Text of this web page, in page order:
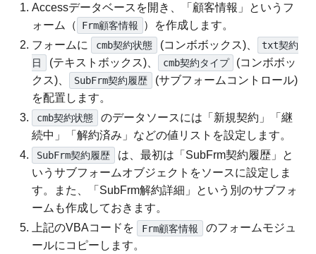
Accessデータベースを開き、「顧客情報」というフ
ォーム（
Frm顧客情報
）を作成します。
フォームに
cmb契約状態 (コンボボックス)、
txt契約
日
(テキストボックス)、 cmb契約タイプ
(コンボボッ
クス)、
SubFrm契約履歴
(サブフォームコントロール)
を配置します。
cmb契約状態
のデータソースには「新規契約」「継
続中」「解約済み」などの値リストを設定します。
SubFrm契約履歴
は、最初は「SubFrm契約履歴」と
いうサブフォームオブジェクトをソースに設定しま
す。また、「SubFrm解約詳細」という別のサブフォ
ームも作成しておきます。
上記のVBAコードを
Frm顧客情報
のフォームモジュ
ールにコピーします。